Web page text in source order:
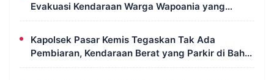
Evakuasi Kendaraan Warga Wapoania yang
Terperosok ke Jurang
Kapolsek Pasar Kemis Tegaskan Tak Ada
Pembiaran, Kendaraan Berat yang Parkir di Bahu
Jalan Langsung Ditertibkan